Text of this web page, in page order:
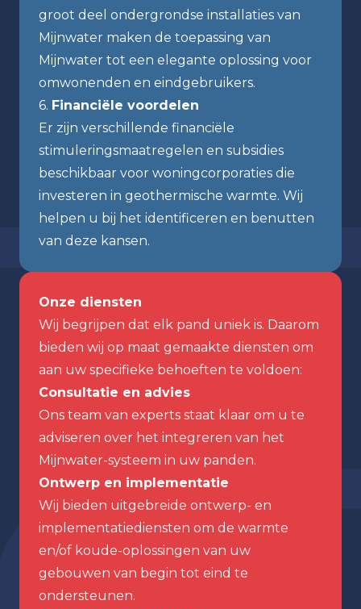
groot deel ondergrondse installaties van
Mijnwater maken de toepassing van
Mijnwater tot een elegante oplossing voor
omwonenden en eindgebruikers.
6. Financiële voordelen
Er zijn verschillende financiële
stimuleringsmaatregelen en subsidies
beschikbaar voor woningcorporaties die
investeren in geothermische warmte. Wij
helpen u bij het identificeren en benutten
van deze kansen.
Onze diensten
Wij begrijpen dat elk pand uniek is. Daarom
bieden wij op maat gemaakte diensten om
aan uw specifieke behoeften te voldoen:
Consultatie en advies
Ons team van experts staat klaar om u te
adviseren over het integreren van het
Mijnwater-systeem in uw panden.
Ontwerp en implementatie
Wij bieden uitgebreide ontwerp- en
implementatiediensten om de warmte
en/of koude-oplossingen van uw
gebouwen van begin tot eind te
ondersteunen.